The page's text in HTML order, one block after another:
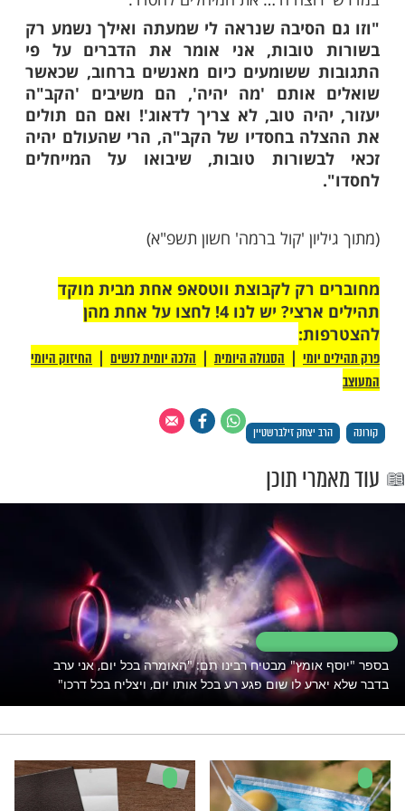
את גיסי היתה כדלהלן: עקבתי בזמנו
של האמריקאי ההוא, וראיתי שהוא הצליח
והתעשר עושר רב. האם אפשר לתלות
המרשימה בזכות הגדולה שהיתה לו בהצלת
והדגשתי שמדובר באדם שלא שמר תורה
לי בתשובה מופלאה, בצטטו את מדרש
לחסדו' אינם יראיו, שהרי על היראים
קודם לכן!
הללו הם אנשים שמאמינים באלוקים ומצפים
הם אינם יראיו.
לי מרן הגר"ח, אין פלא שהיהודי האמריקאי,
להוזיל מכיסו סך עתק כדי להציל את
לאחר-מכן בפרנסתו. שכן, על פי התיאורים
הוסיף מרן הגר"ח שליט"א ואמר, הוא האמין
ותלה את ההצלה בחסדי שמים, ועליו נאמר
ה'… את המיחלים לחסדו'.
שנראה לי שמעתה ואילך נשמע רק
טובות, אני אומר את הדברים על פי
ששומעים כיום מאנשים ברחוב, שכאשר
אותם 'מה יהיה', הם משיבים 'הקב"ה
טוב, לא צריך לדאוג'! ואם הם תולים
בחסדיו של הקב"ה, הרי שהעולם יהיה
טובות, שיבואו על המייחלים
'קול ברמה' חשון תשפ"א)